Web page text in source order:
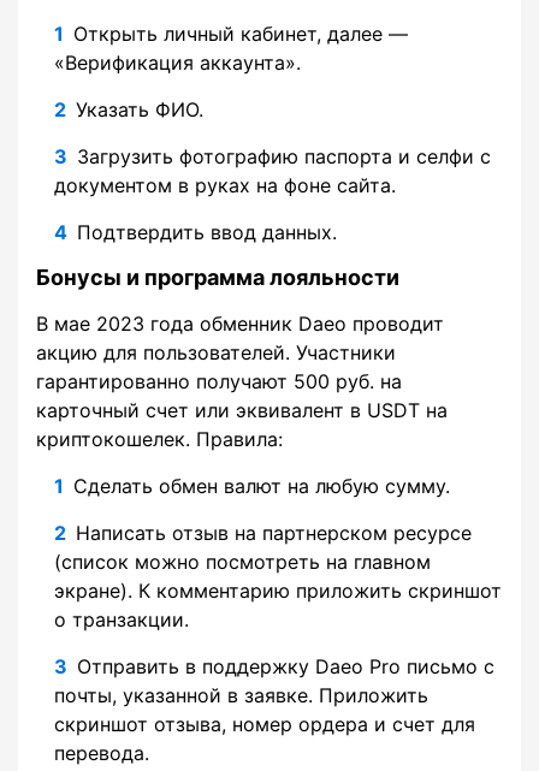
Открыть личный кабинет, далее —
«Верификация аккаунта».
Указать ФИО.
Загрузить фотографию паспорта и селфи с
документом в руках на фоне сайта.
Подтвердить ввод данных.
Бонусы и программа лояльности
В мае 2023 года обменник Daeo проводит
акцию для пользователей. Участники
гарантированно получают 500 руб. на
карточный счет или эквивалент в USDT на
криптокошелек. Правила:
Сделать обмен валют на любую сумму.
Написать отзыв на партнерском ресурсе
(список можно посмотреть на главном
экране). К комментарию приложить скриншот
о транзакции.
Отправить в поддержку Daeo Pro письмо с
почты, указанной в заявке. Приложить
скриншот отзыва, номер ордера и счет для
перевода.